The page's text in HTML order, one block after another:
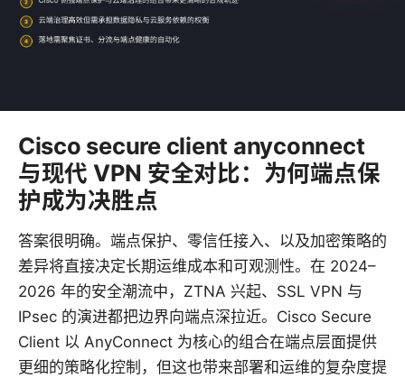
Cisco secure client anyconnect
与现代 VPN 安全对比：为何端点保
护成为决胜点
答案很明确。端点保护、零信任接入、以及加密策略的
差异将直接决定长期运维成本和可观测性。在 2024–
2026 年的安全潮流中，ZTNA 兴起、SSL VPN 与
IPsec 的演进都把边界向端点深拉近。Cisco Secure
Client 以 AnyConnect 为核心的组合在端点层面提供
更细的策略化控制，但这也带来部署和运维的复杂度提